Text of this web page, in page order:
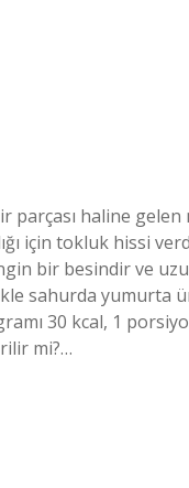
parçası haline gelen
için tokluk hissi
bir besindir ve
sahurda yumurta
30 kcal, 1
mi?…